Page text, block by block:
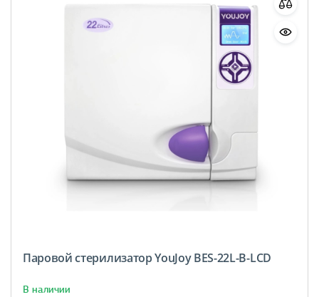
Паровой стерилизатор YouJoy BES-22L-B-LCD
В наличии